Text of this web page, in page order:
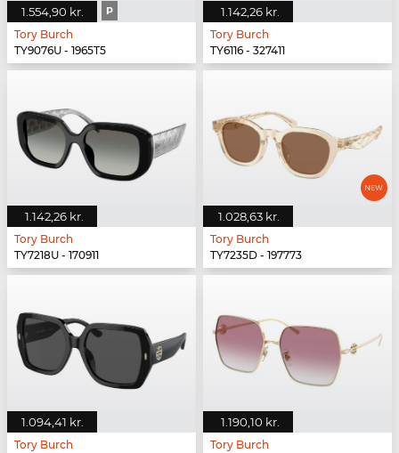
1.554,90 kr. P
Tory Burch
TY9076U - 1965T5
1.142,26 kr.
Tory Burch
TY6116 - 327411
1.142,26 kr.
Tory Burch
TY7218U - 170911
1.028,63 kr.
Tory Burch
TY7235D - 197773
1.094,41 kr.
Tory Burch
1.190,10 kr.
Tory Burch